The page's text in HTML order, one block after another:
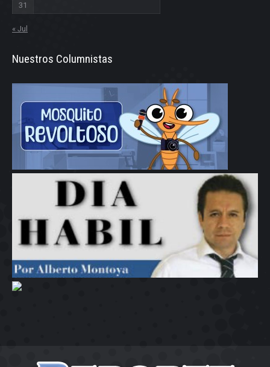
31
« Jul
Nuestros Columnistas